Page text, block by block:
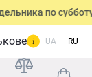
по
UA RU